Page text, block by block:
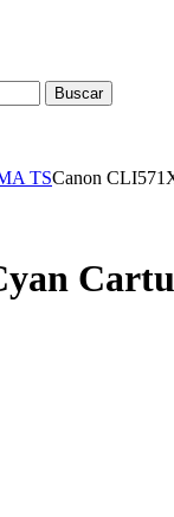
Buscar
TSCanon